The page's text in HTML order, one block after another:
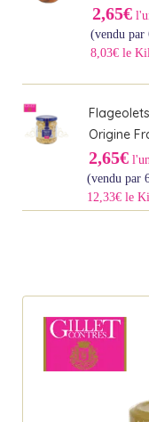
2,65€
(vendu par
8,03€ le
Origine
2,65€
(vendu par
12,33€ le